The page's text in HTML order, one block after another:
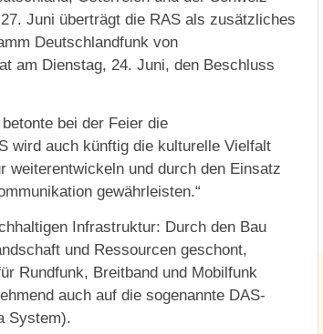
Juni überträgt die RAS als zusätzliches
Deutschlandfunk von
am Dienstag, 24. Juni, den Beschluss
bei der Feier die
wird auch künftig die kulturelle Vielfalt
weiterentwickeln und durch den Einsatz
gewährleisten.“
Infrastruktur: Durch den Bau
und Ressourcen geschont,
Rundfunk, Breitband und Mobilfunk
auch auf die sogenannte DAS-
System).